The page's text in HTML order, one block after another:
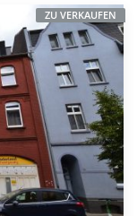
ZU VERKAUFEN